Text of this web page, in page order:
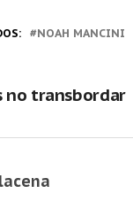
NOAH MANCINI
no transbordar